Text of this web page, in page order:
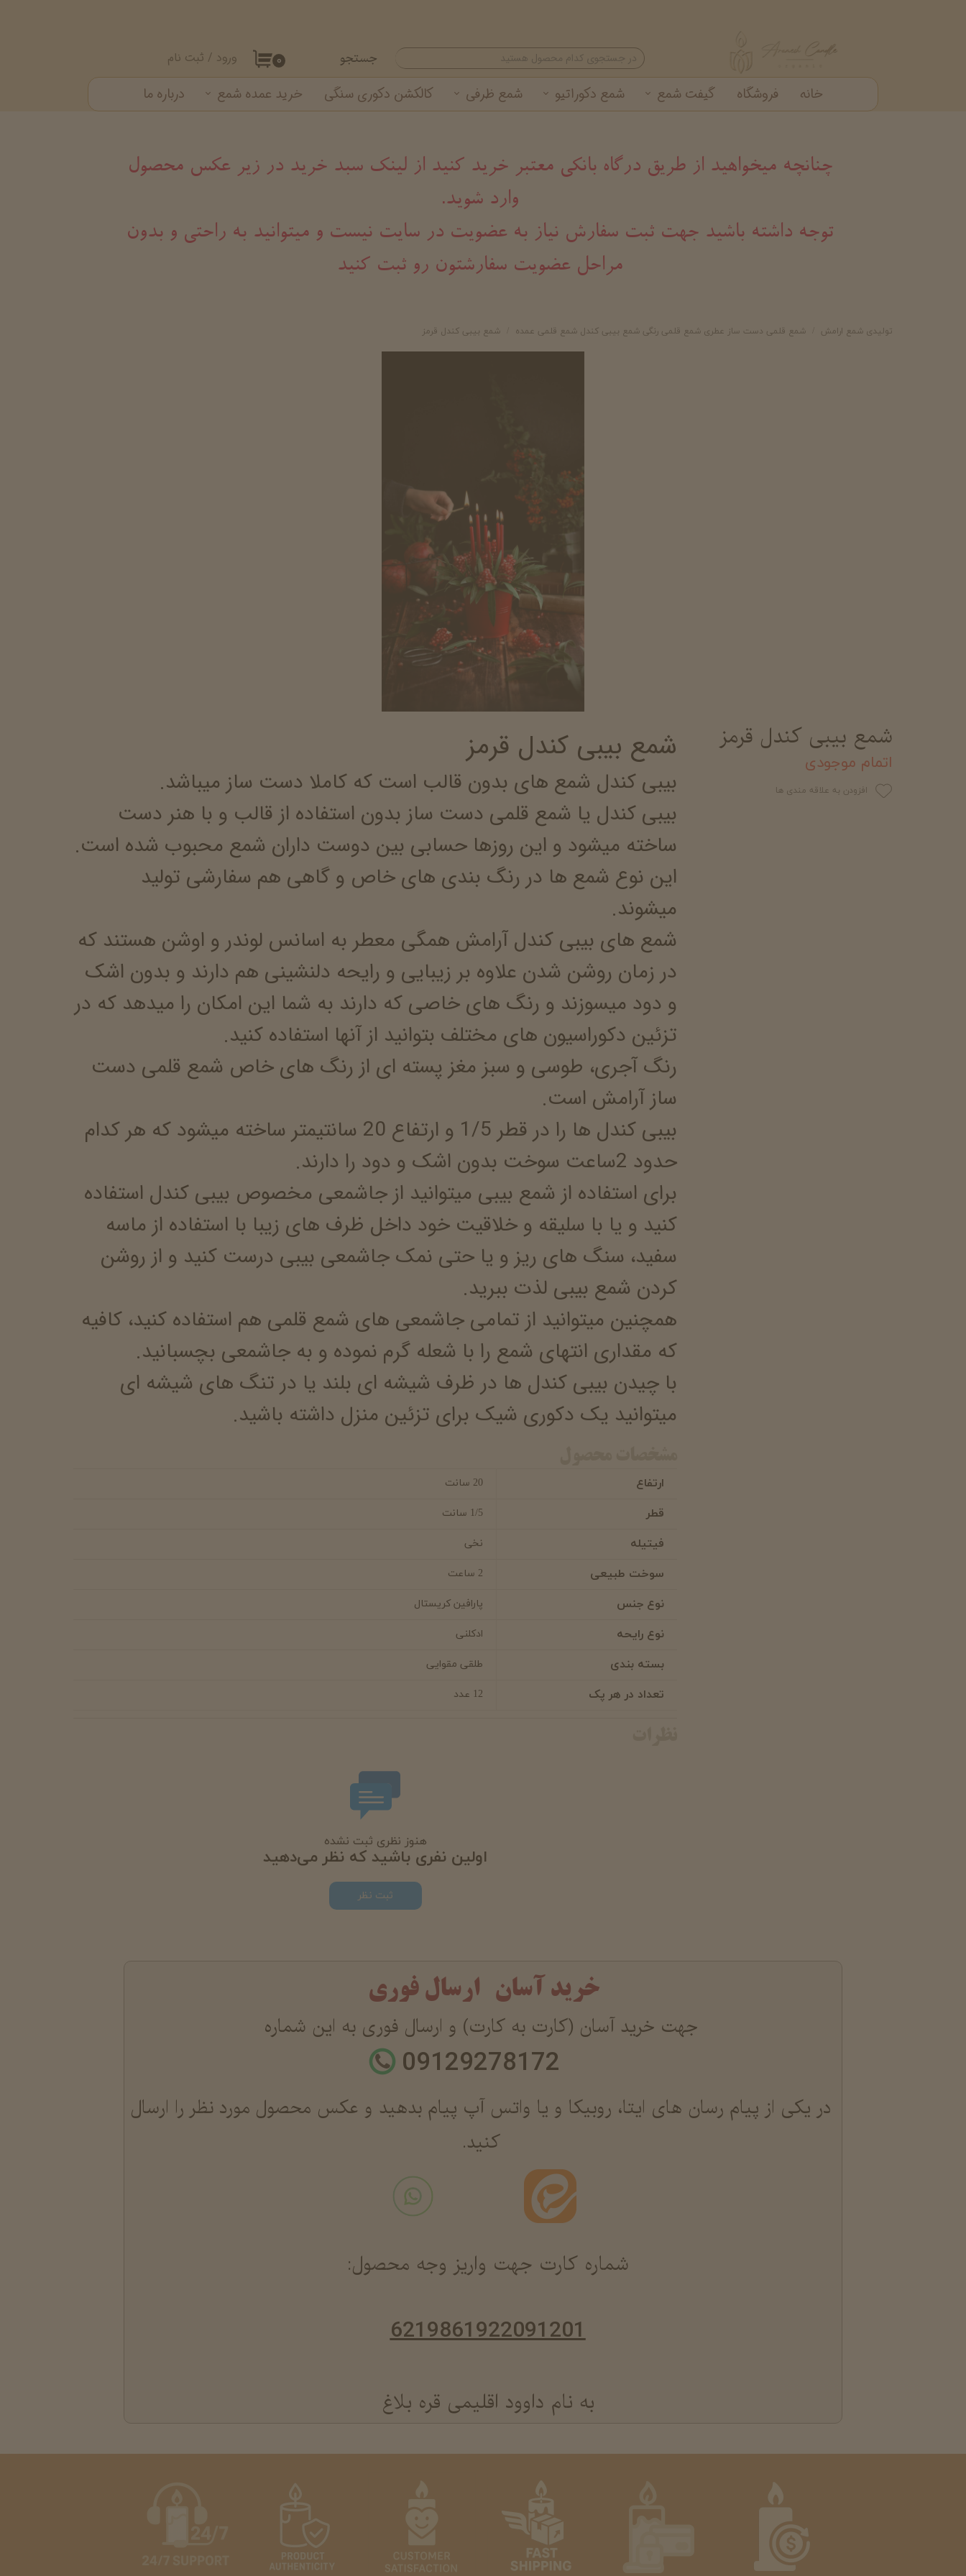
۰ ورود / ثبت نام
حساب کاربری من
خروج از حساب کاربری
خانه فروشگاه گیفت شمع شمع دکوراتیو شمع ظرفی کالکشن دکوری سنگی خرید عمده شمع درباره ما
جستجو
تولیدی شمع ارامش شمع قلمی دست ساز عطری شمع قلمی رنگی شمع بیبی کندل شمع قلمی عمده شمع بیبی کندل قرمز
شمع بیبی کندل قرمز
اتمام موجودی
افزودن به علاقه مندی ها
شمع بیبی کندل قرمز
بیبی کندل شمع های بدون قالب است که کاملا دست ساز میباشد.
بیبی کندل یا شمع قلمی دست ساز بدون استفاده از قالب و با هنر دست
ساخته میشود و این روزها حسابی بین دوست داران شمع محبوب شده است.
این نوع شمع ها در رنگ بندی های خاص و گاهی هم سفارشی تولید
میشوند.
شمع های بیبی کندل آرامش همگی معطر به اسانس لوندر و اوشن هستند که
در زمان روشن شدن علاوه بر زیبایی و رایحه دلنشینی هم دارند و بدون اشک
و دود میسوزند و رنگ های خاصی که دارند به شما این امکان را میدهد که در
تزئین دکوراسیون های مختلف بتوانید از آنها استفاده کنید.
رنگ آجری، طوسی و سبز مغز پسته ای از رنگ های خاص شمع قلمی دست
ساز آرامش است.
بیبی کندل ها را در قطر 1/5 و ارتفاع 20 سانتیمتر ساخته میشود که هر کدام
حدود 2ساعت سوخت بدون اشک و دود را دارند.
برای استفاده از شمع بیبی میتوانید از جاشمعی مخصوص بیبی کندل استفاده
کنید و یا با سلیقه و خلاقیت خود داخل ظرف های زیبا با استفاده از ماسه
سفید، سنگ های ریز و یا حتی نمک جاشمعی بیبی درست کنید و از روشن
کردن شمع بیبی لذت ببرید.
همچنین میتوانید از تمامی جاشمعی های شمع قلمی هم استفاده کنید، کافیه
که مقداری انتهای شمع را با شعله گرم نموده و به جاشمعی بچسبانید.
با چیدن بیبی کندل ها در ظرف شیشه ای بلند یا در تنگ های شیشه ای
میتوانید یک دکوری شیک برای تزئین منزل داشته باشید.
ارتفاع 20 سانت
قطر 1/5 سانت
فیتیله نخی
سوخت طبیعی 2 ساعت
نوع جنس پارافین کریستال
نوع رایحه ادکلنی
بسته بندی طلقی مقوایی
تعداد در هر پک 12 عدد
هنوز نظری ثبت نشده
اولین نفری باشید که نظر می‌دهید
ثبت نظر
چنانچه میخواهید از طریق درگاه بانکی معتبر خرید کنید از لینک سبد خرید در زیر عکس محصول
وارد شوید.
​​​​​​​توجه داشته باشید جهت ثبت سفارش نیاز به عضویت در سایت نیست و میتوانید به راحتی و بدون
مراحل عضویت سفارشتون رو ثبت کنید
خرید آسان ارسال فوری
جهت خرید آسان (کارت به کارت) و ارسال فوری به این شماره
09129278172
در یکی از پیام رسان های ایتا، روبیکا و یا واتس آپ پیام بدهید و عکس محصول مورد نظر را ارسال
کنید.
شماره کارت جهت واریز وجه محصول:
6219861922091201
به نام داوود اقلیمی قره بلاغ